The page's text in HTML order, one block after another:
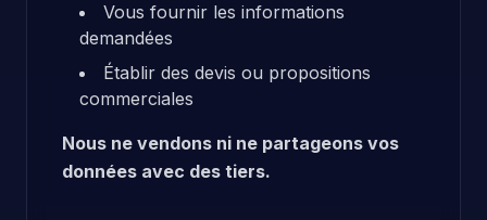
Vous fournir les informations
demandées
Établir des devis ou propositions
commerciales
Nous ne vendons ni ne partageons vos
données avec des tiers.